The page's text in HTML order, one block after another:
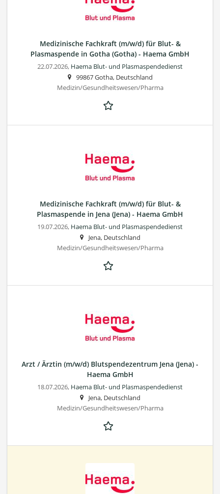
Medizinische Fachkraft (m/w/d) für Blut- &
Plasmaspende in Gotha (Gotha) - Haema GmbH
22.07.2026, Haema Blut- und Plasmaspendedienst
99867 Gotha, Deutschland
Medizin/Gesundheitswesen/Pharma
Medizinische Fachkraft (m/w/d) für Blut- &
Plasmaspende in Jena (Jena) - Haema GmbH
19.07.2026, Haema Blut- und Plasmaspendedienst
Jena, Deutschland
Medizin/Gesundheitswesen/Pharma
Arzt / Ärztin (m/w/d) Blutspendezentrum Jena (Jena) -
Haema GmbH
18.07.2026, Haema Blut- und Plasmaspendedienst
Jena, Deutschland
Medizin/Gesundheitswesen/Pharma